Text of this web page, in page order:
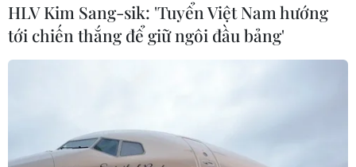
HLV Kim Sang-sik: 'Tuyển Việt Nam hướng
tới chiến thắng để giữ ngôi đầu bảng'